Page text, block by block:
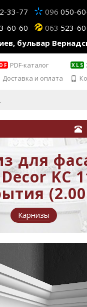
33-77 096 050-
60-60 063 523-
бульвар
PDF-каталог XLS
Доставка и оплата
для
KC
Карнизы